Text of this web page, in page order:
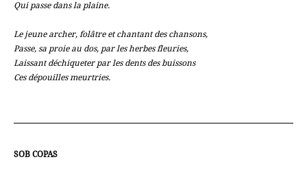
Qui passe dans la plaine.
Le jeune archer, folâtre et chantant des chansons,
Passe, sa proie au dos, par les herbes fleuries,
Laissant déchiqueter par les dents des buissons
Ces dépouilles meurtries.
SOB COPAS